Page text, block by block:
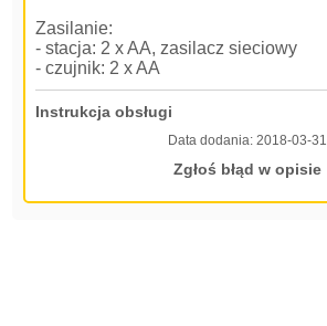
Zasilanie:
- stacja: 2 x AA, zasilacz sieciowy
- czujnik: 2 x AA
Instrukcja obsługi
Data dodania: 2018-03-31
Zgłoś błąd w opisie